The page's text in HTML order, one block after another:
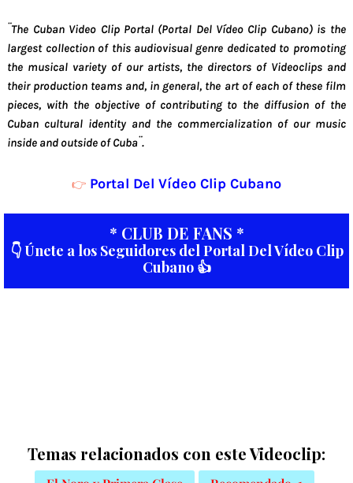
¨The Cuban Video Clip Portal (Portal Del Vídeo Clip Cubano) is the
largest collection of this audiovisual genre dedicated to promoting
the musical variety of our artists, the directors of Videoclips and
their production teams and, in general, the art of each of these film
pieces, with the objective of contributing to the diffusion of the
Cuban cultural identity and the commercialization of our music
inside and outside of Cuba¨.
👉 Portal Del Vídeo Clip Cubano
* CLUB DE FANS *
👇 Únete a los Seguidores del Portal Del Vídeo Clip
Cubano 👍
Temas relacionados con este Videoclip: